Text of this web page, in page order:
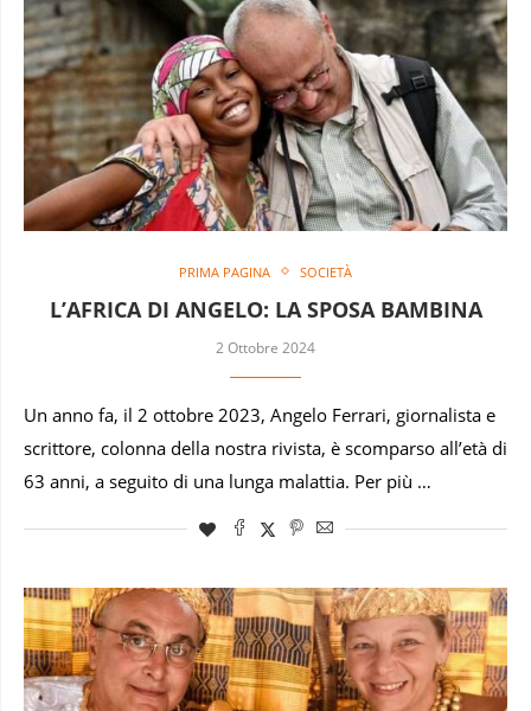
PRIMA PAGINA SOCIETÀ
L’AFRICA DI ANGELO: LA SPOSA BAMBINA
2 Ottobre 2024
Un anno fa, il 2 ottobre 2023, Angelo Ferrari, giornalista e
scrittore, colonna della nostra rivista, è scomparso all’età di
63 anni, a seguito di una lunga malattia. Per più …